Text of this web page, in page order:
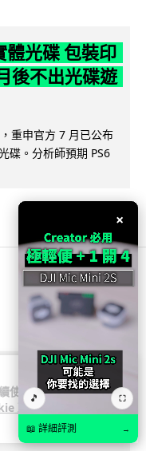
使用
政
光碟 包裝印
後不出光碟遊
重申官方 7 月已公布
碟。分析師預期 PS6
新方向 未來
全自動操
×
🎵 ⛶
📖 詳細評測 →